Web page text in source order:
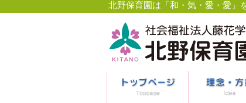
北野保育園は「和・気・愛・愛」